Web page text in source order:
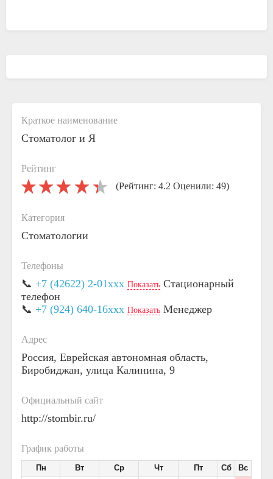
Краткое наименование
Стоматолог и Я
Рейтинг
(Рейтинг: 4.2 Оценили: 49)
Категория
Стоматологии
Телефоны
📞 +7 (42622) 2-01xxx Показать Стационарный
телефон
📞 +7 (924) 640-16xxx Показать Менеджер
Адрес
Россия, Еврейская автономная область,
Биробиджан, улица Калинина, 9
Официальный сайт
http://stombir.ru/
График работы
Пн Вт Ср Чт Пт Сб
Вс